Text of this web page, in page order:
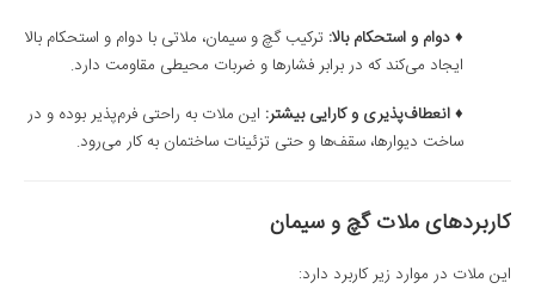
♦ دوام و استحکام بالا: ترکیب گچ و سیمان، ملاتی با دوام و استحکام بالا
ایجاد می‌کند که در برابر فشارها و ضربات محیطی مقاومت دارد.
♦ انعطاف‌پذیری و کارایی بیشتر: این ملات به راحتی فرم‌پذیر بوده و در
ساخت دیوارها، سقف‌ها و حتی تزئینات ساختمان به کار می‌رود.
کاربردهای ملات گچ و سیمان
این ملات در موارد زیر کاربرد دارد: